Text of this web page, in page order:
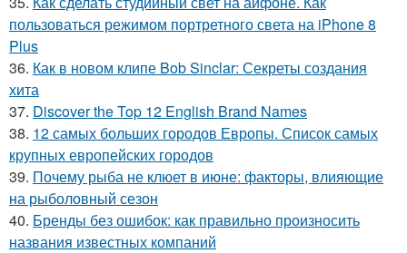
пользоваться режимом портретного света на iPhone 8
Plus
36. Как в новом клипе Bob Sinclar: Секреты создания
хита
37. Discover the Top 12 English Brand Names
38. 12 самых больших городов Европы. Список самых
крупных европейских городов
39. Почему рыба не клюет в июне: факторы, влияющие
на рыболовный сезон
40. Бренды без ошибок: как правильно произносить
названия известных компаний